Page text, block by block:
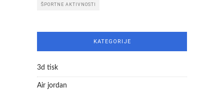
ŠPORTNE AKTIVNOSTI
KATEGORIJE
3d tisk
Air jordan